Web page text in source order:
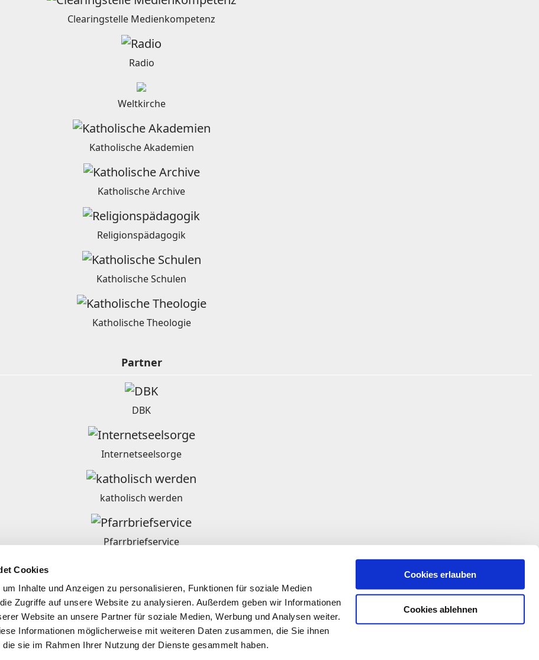
Cookies
Inhalte und Anzeigen zu personalisieren, Funktionen für soziale Medien
Zugriffe auf unsere Website zu analysieren. Außerdem geben wir Informationen
Website an unsere Partner für soziale Medien, Werbung und Analysen weiter.
Informationen möglicherweise mit weiteren Daten zusammen, die Sie ihnen
sie im Rahmen Ihrer Nutzung der Dienste gesammelt haben.
Cookies erlauben
Cookies ablehnen
Clearingstelle Medienkompetenz
Radio
Weltkirche
Katholische Akademien
Katholische Archive
Religionspädagogik
Katholische Schulen
Katholische Theologie
Partner
DBK
Internetseelsorge
katholisch werden
Pfarrbriefservice
Ordensgemeinschaften in Deutschland